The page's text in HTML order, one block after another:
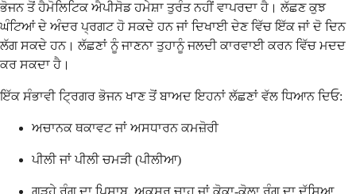
ਭੋਜਨ ਤੋਂ ਹੈਮੋਲਿਟਿਕ ਐਪੀਸੋਡ ਹਮੇਸ਼ਾ ਤੁਰੰਤ ਨਹੀਂ ਵਾਪਰਦਾ ਹੈ। ਲੱਛਣ ਕੁਝ
ਘੰਟਿਆਂ ਦੇ ਅੰਦਰ ਪ੍ਰਗਟ ਹੋ ਸਕਦੇ ਹਨ ਜਾਂ ਦਿਖਾਈ ਦੇਣ ਵਿੱਚ ਇੱਕ ਜਾਂ ਦੋ ਦਿਨ
ਲੱਗ ਸਕਦੇ ਹਨ। ਲੱਛਣਾਂ ਨੂੰ ਜਾਣਨਾ ਤੁਹਾਨੂੰ ਜਲਦੀ ਕਾਰਵਾਈ ਕਰਨ ਵਿੱਚ ਮਦਦ
ਕਰ ਸਕਦਾ ਹੈ।
ਇੱਕ ਸੰਭਾਵੀ ਟ੍ਰਿਗਰ ਭੋਜਨ ਖਾਣ ਤੋਂ ਬਾਅਦ ਇਹਨਾਂ ਲੱਛਣਾਂ ਵੱਲ ਧਿਆਨ ਦਿਓ:
ਅਚਾਨਕ ਥਕਾਵਟ ਜਾਂ ਅਸਧਾਰਨ ਕਮਜ਼ੋਰੀ
ਪੀਲੀ ਜਾਂ ਪੀਲੀ ਚਮੜੀ (ਪੀਲੀਆ)